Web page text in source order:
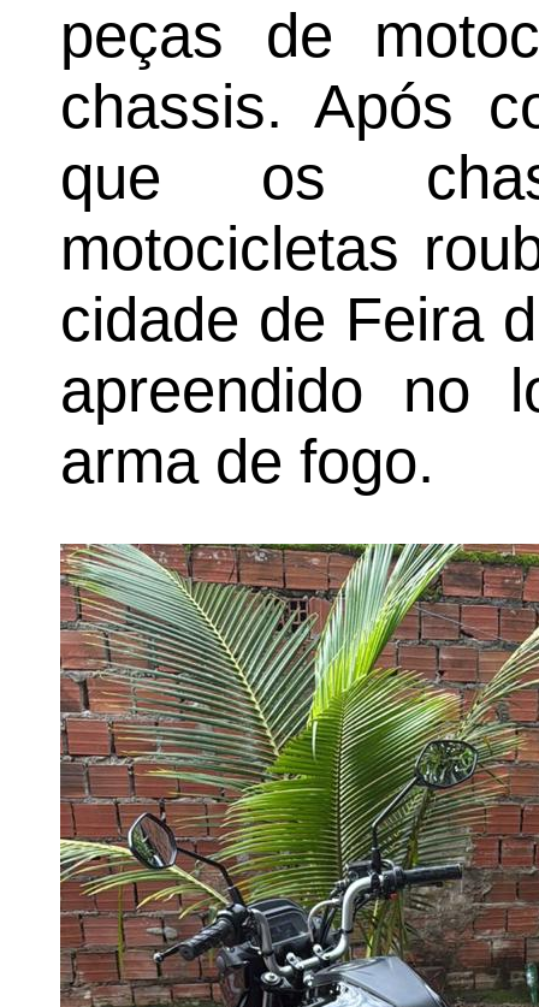
peças de
chassis. Após
que os
motocicletas
cidade de Feira
apreendido no
arma de fogo.